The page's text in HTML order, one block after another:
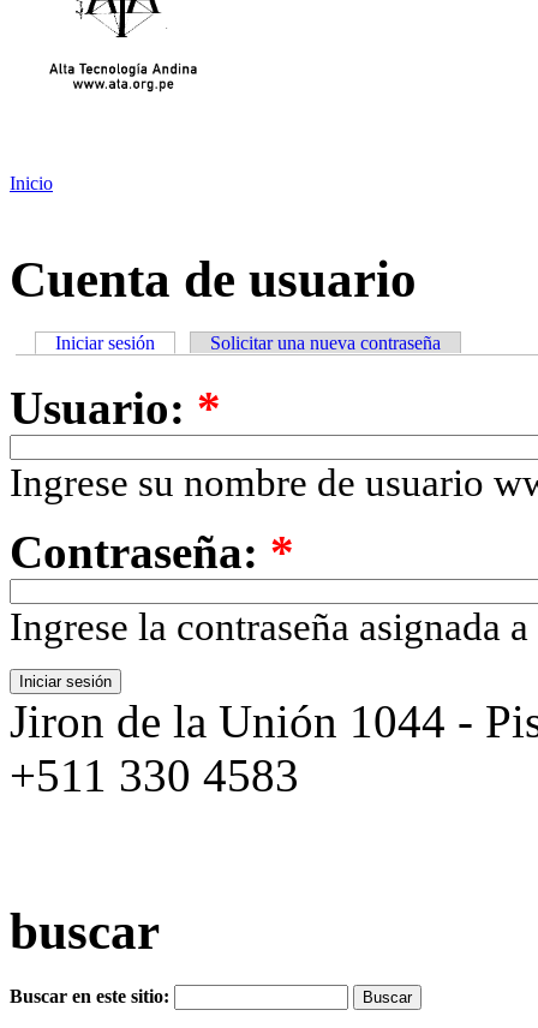
Inicio
Cuenta de usuario
Iniciar sesión Solicitar una nueva contraseña
Usuario: *
Ingrese su nombre de usuario
Contraseña: *
Ingrese la contraseña asignada
Jiron de la Unión 1044 -
+511 330 4583
buscar
Buscar en este sitio: